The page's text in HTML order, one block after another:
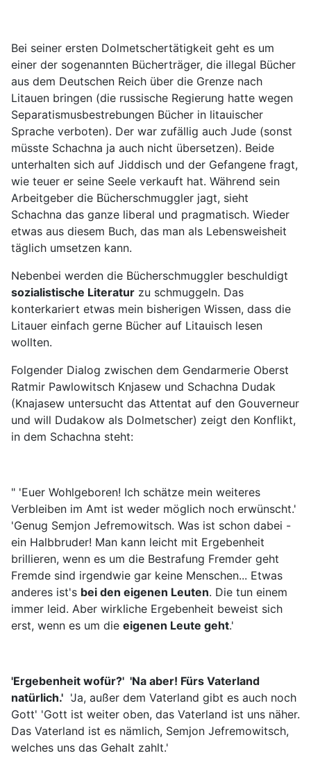
Bei seiner ersten Dolmetschertätigkeit geht es um
einer der sogenannten Bücherträger, die illegal Bücher
aus dem Deutschen Reich über die Grenze nach
Litauen bringen (die russische Regierung hatte wegen
Separatismusbestrebungen Bücher in litauischer
Sprache verboten). Der war zufällig auch Jude (sonst
müsste Schachna ja auch nicht übersetzen). Beide
unterhalten sich auf Jiddisch und der Gefangene fragt,
wie teuer er seine Seele verkauft hat. Während sein
Arbeitgeber die Bücherschmuggler jagt, sieht
Schachna das ganze liberal und pragmatisch. Wieder
etwas aus diesem Buch, das man als Lebensweisheit
täglich umsetzen kann.
Nebenbei werden die Bücherschmuggler beschuldigt
sozialistische Literatur zu schmuggeln. Das
konterkariert etwas mein bisherigen Wissen, dass die
Litauer einfach gerne Bücher auf Litauisch lesen
wollten.
Folgender Dialog zwischen dem Gendarmerie Oberst
Ratmir Pawlowitsch Knjasew und Schachna Dudak
(Knajasew untersucht das Attentat auf den Gouverneur
und will Dudakow als Dolmetscher) zeigt den Konflikt,
in dem Schachna steht:
" 'Euer Wohlgeboren! Ich schätze mein weiteres
Verbleiben im Amt ist weder möglich noch erwünscht.'
'Genug Semjon Jefremowitsch. Was ist schon dabei -
ein Halbbruder! Man kann leicht mit Ergebenheit
brillieren, wenn es um die Bestrafung Fremder geht
Fremde sind irgendwie gar keine Menschen... Etwas
anderes ist's bei den eigenen Leuten. Die tun einem
immer leid. Aber wirkliche Ergebenheit beweist sich
erst, wenn es um die eigenen Leute geht.'
'Ergebenheit wofür?' 'Na aber! Fürs Vaterland
natürlich.' 'Ja, außer dem Vaterland gibt es auch noch
Gott' 'Gott ist weiter oben, das Vaterland ist uns näher.
Das Vaterland ist es nämlich, Semjon Jefremowitsch,
welches uns das Gehalt zahlt.'